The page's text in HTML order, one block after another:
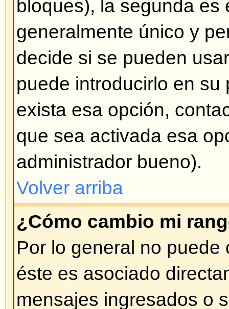
mensaje en particular al crearlo.
Volver arriba
¿Cómo creo una encuesta?
Crear una encuesta es fácil --
tema (o modifica el primer
opciónCrear una encuestaen la
formulario de mensaje. Si no ve
probablemente las encuestas
tiene permisos para crearlas.
para la encuesta y por lo menos
votación -- para agregar una
pulse en Agregar opción.
encuesta por tiempo (0 [cero]
de tiempo). También habrá un
agregar que es establecida por